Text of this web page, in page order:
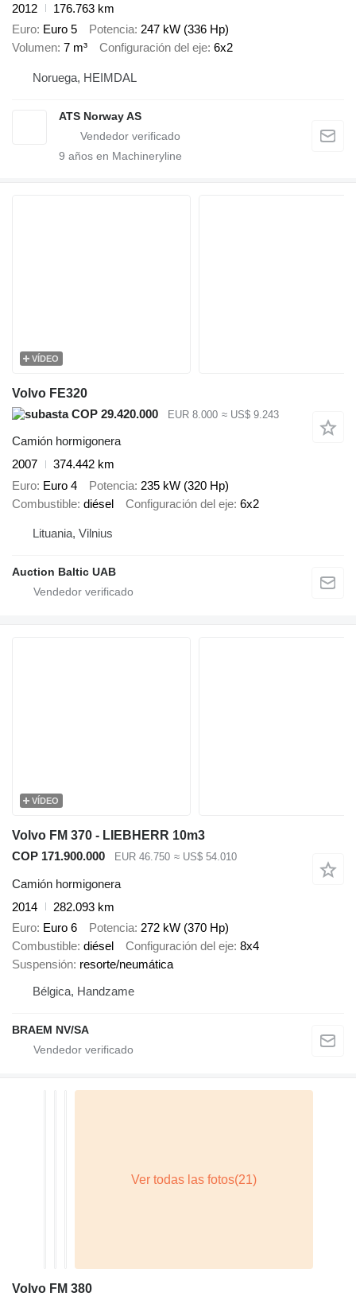
2012
176.763 km
Euro Euro 5 Potencia 247 kW (336 Hp)
Volumen 7 m³ Configuración del eje 6x2
Noruega, HEIMDAL
ATS Norway AS
9 años en Machineryline
VÍDEO
Volvo FE320
COP 29.420.000
EUR 8.000 ≈ US$ 9.243
Camión hormigonera
2007
374.442 km
Euro Euro 4 Potencia 235 kW (320 Hp)
Combustible diésel Configuración del eje 6x2
Lituania, Vilnius
Auction Baltic UAB
VÍDEO
Volvo FM 370 - LIEBHERR 10m3
COP 171.900.000
EUR 46.750 ≈ US$ 54.010
Camión hormigonera
2014
282.093 km
Euro Euro 6 Potencia 272 kW (370 Hp)
Combustible diésel Configuración del eje 8x4
Suspensión resorte/neumática
Bélgica, Handzame
BRAEM NV/SA
Volvo FM 380